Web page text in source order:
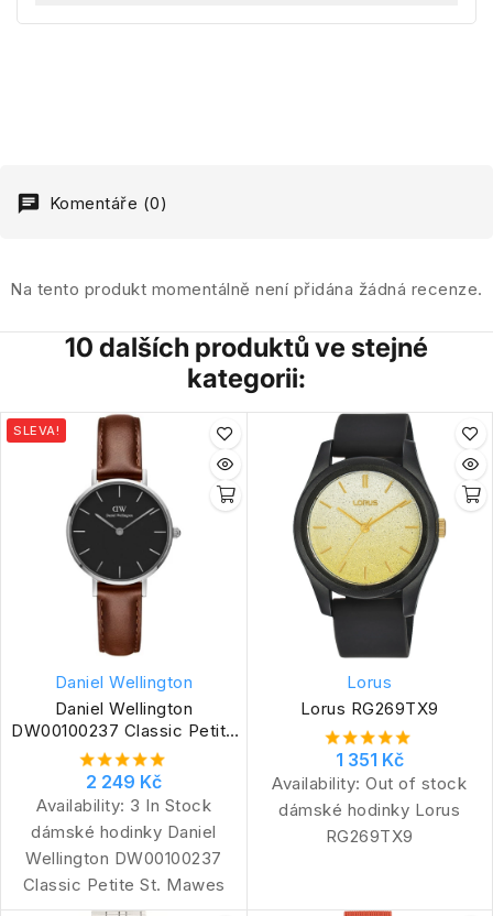
Komentáře (0)
Na tento produkt momentálně není přidána žádná recenze.
10 dalších produktů ve stejné
kategorii:
SLEVA!
Daniel Wellington
Daniel Wellington
DW00100237 Classic Petite
St. Mawes
2 249 Kč
Availability: 3 In Stock
dámské hodinky Daniel
Wellington DW00100237
Classic Petite St. Mawes
Lorus
Lorus RG269TX9
1 351 Kč
Availability: Out of stock
dámské hodinky Lorus
RG269TX9